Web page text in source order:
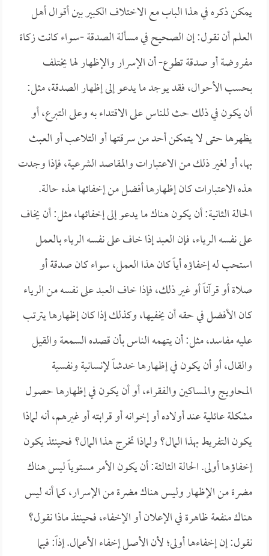
يمكن ذكره في هذا الباب مع الاختلاف الكبير بين أقوال أهل
العلم أن نقول: إن الصحيح في مسألة الصدقة -سواء كانت زكاة
مفروضة أو صدقة تطوع- أن الإسرار والإظهار لها يختلف
بحسب الأحوال، فقد يوجد ما يدعو إلى إظهار الصدقة، مثل:
أن يكون في ذلك حث للناس على الاقتداء به وعلى التبرع، أو
يظهرها حتى لا يتمكن أحد من سرقتها أو التلاعب أو العبث
بها، أو لغير ذلك من الاعتبارات والمقاصد الشرعية، فإذا وجدت
هذه الاعتبارات كان إظهارها أفضل من إخفائها هذه حالة.
الحالة الثانية: أن يكون هناك ما يدعو إلى إخفائها، مثل: أن يخاف
على نفسه الرياء، فإن العبد إذا خاف على نفسه الرياء بالعمل
استحب له إخفاؤه أياً كان هذا العمل، سواء كان صدقة أو
صلاة أو قرآناً أو غير ذلك، فإذا خاف العبد على نفسه من الرياء
كان الأفضل في حقه أن يخفيها، وكذلك إذا كان إظهارها يترتب
عليه مفاسد، مثل: أن يتهمه الناس بأن قصده السمعة والقيل
والقال، أو أن يكون في إظهارها خدشاً لإنسانية ونفسية
المحاويج والمساكين والفقراء، أو أن يكون في إظهارها حصول
مشكلة عائلية عند أولاده أو إخوانه أو قرابته أو غيرهم، أنه لماذا
يكون التفريط بهذا المال؟ ولماذا تخرج هذا المال؟ فحينئذ يكون
إخفاؤها أولى. الحالة الثالثة: أن يكون الأمر مستوياً ليس هناك
مضرة من الإظهار وليس هناك مضرة من الإسرار، كما أنه ليس
هناك منفعة ظاهرة في الإعلان أو الإخفاء، فحينئذ ماذا نقول؟
نقول: إن إخفاءها أولى؛ لأن الأصل إخفاء الأعمال. إذاً: فيما